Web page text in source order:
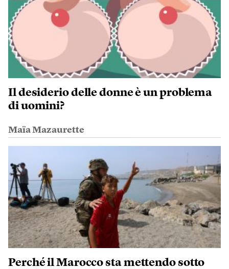
Il desiderio delle donne è un problema
di uomini?
Maïa Mazaurette
Perché il Marocco sta mettendo sotto